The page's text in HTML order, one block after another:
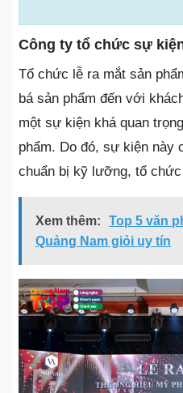
Công ty tổ chức sự
Tổ chức lễ ra mắt sản
bá sản phẩm đến với
một sự kiện khá quan
phẩm. Do đó, sự kiện này
chuẩn bị kỹ lưỡng, tổ
Xem thêm:
Top 5 văn
Quảng Nam giỏi uy tín